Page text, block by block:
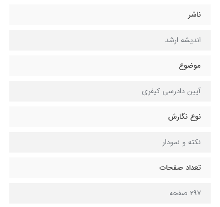
ناشر
انديشه ارشد
موضوع
آیین دادرسی کیفری
نوع نگارش
نکته و نمودار
تعداد صفحات
297 صفحه